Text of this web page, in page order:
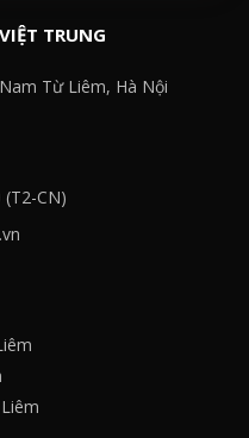
TRUNG
Từ Liêm, Hà Nội
CN)